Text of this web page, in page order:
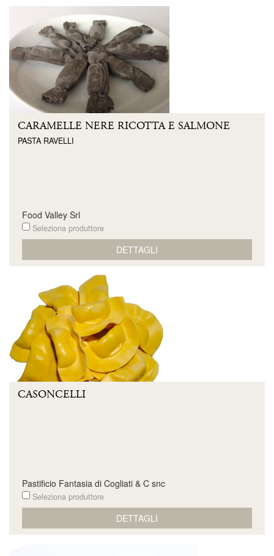
CARAMELLE NERE RICOTTA E SALMONE
PASTA RAVELLI
Food Valley Srl
Seleziona produttore
DETTAGLI
CASONCELLI
Pastificio Fantasia di Cogliati & C snc
Seleziona produttore
DETTAGLI